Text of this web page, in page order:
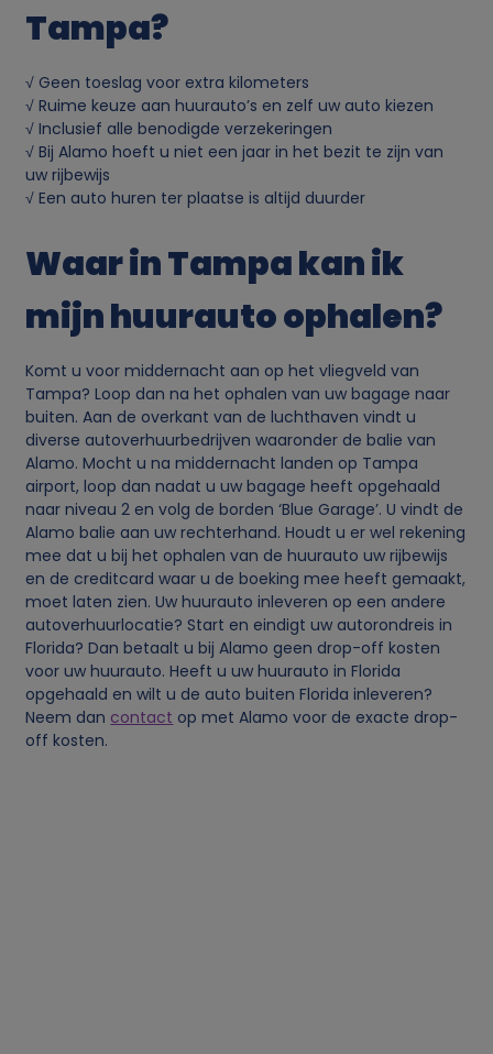
Tampa?
√ Geen toeslag voor extra kilometers
√ Ruime keuze aan huurauto’s en zelf uw auto kiezen
√ Inclusief alle benodigde verzekeringen
√ Bij Alamo hoeft u niet een jaar in het bezit te zijn van
uw rijbewijs
√ Een auto huren ter plaatse is altijd duurder
Waar in Tampa kan ik
mijn huurauto ophalen?
Komt u voor middernacht aan op het vliegveld van
Tampa? Loop dan na het ophalen van uw bagage naar
buiten. Aan de overkant van de luchthaven vindt u
diverse autoverhuurbedrijven waaronder de balie van
Alamo. Mocht u na middernacht landen op Tampa
airport, loop dan nadat u uw bagage heeft opgehaald
naar niveau 2 en volg de borden ‘Blue Garage’. U vindt de
Alamo balie aan uw rechterhand. Houdt u er wel rekening
mee dat u bij het ophalen van de huurauto uw rijbewijs
en de creditcard waar u de boeking mee heeft gemaakt,
moet laten zien. Uw huurauto inleveren op een andere
autoverhuurlocatie? Start en eindigt uw autorondreis in
Florida? Dan betaalt u bij Alamo geen drop-off kosten
voor uw huurauto. Heeft u uw huurauto in Florida
opgehaald en wilt u de auto buiten Florida inleveren?
Neem dan contact op met Alamo voor de exacte drop-
off kosten.